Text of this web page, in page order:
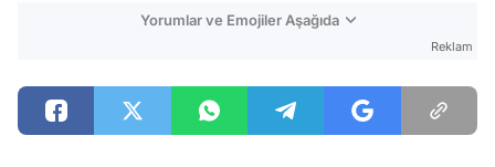
Yorumlar ve Emojiler Aşağıda
Reklam